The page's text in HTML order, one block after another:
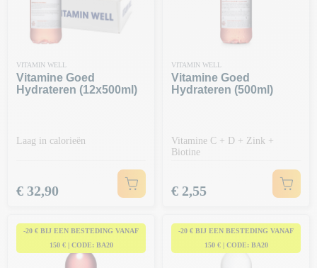
VITAMIN WELL
Vitamine Goed
Hydrateren (12x500ml)
Laag in calorieën
Prijs
€ 32,90
VITAMIN WELL
Vitamine Goed
Hydrateren (500ml)
Vitamine C + D + Zink +
Biotine
Prijs
€ 2,55
-20 € BIJ EEN BESTEDING VANAF
150 € | CODE: BA20
-20 € BIJ EEN BESTEDING VANAF
150 € | CODE: BA20